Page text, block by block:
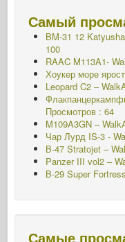
Самый
BM-31 12
100
RAAC M113A1-
Хоукер море
Leopard C2 –
Просмотров : 64
M109A3GN –
Чар Лурд IS-3 -
B-47 Stratojet –
Panzer III vol2 –
B-29 Super
Самые